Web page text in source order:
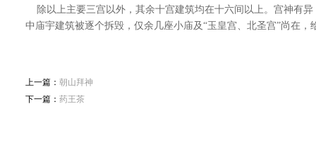
除以上主要三宫以外，其余十宫建筑均在十六间以上。宫神有异
中庙宇建筑被逐个拆毁，仅余几座小庙及“玉皇宫、北圣宫”尚在，
上一篇： 朝山拜神
下一篇： 药王茶